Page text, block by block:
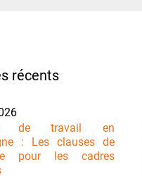
récents
de travail en
: Les clauses de
pour les cadres